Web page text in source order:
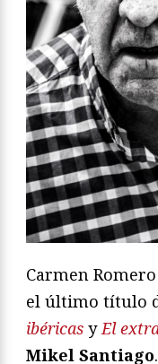
Carmen
el último título
ibéricas yEl
Mikel Santiago.